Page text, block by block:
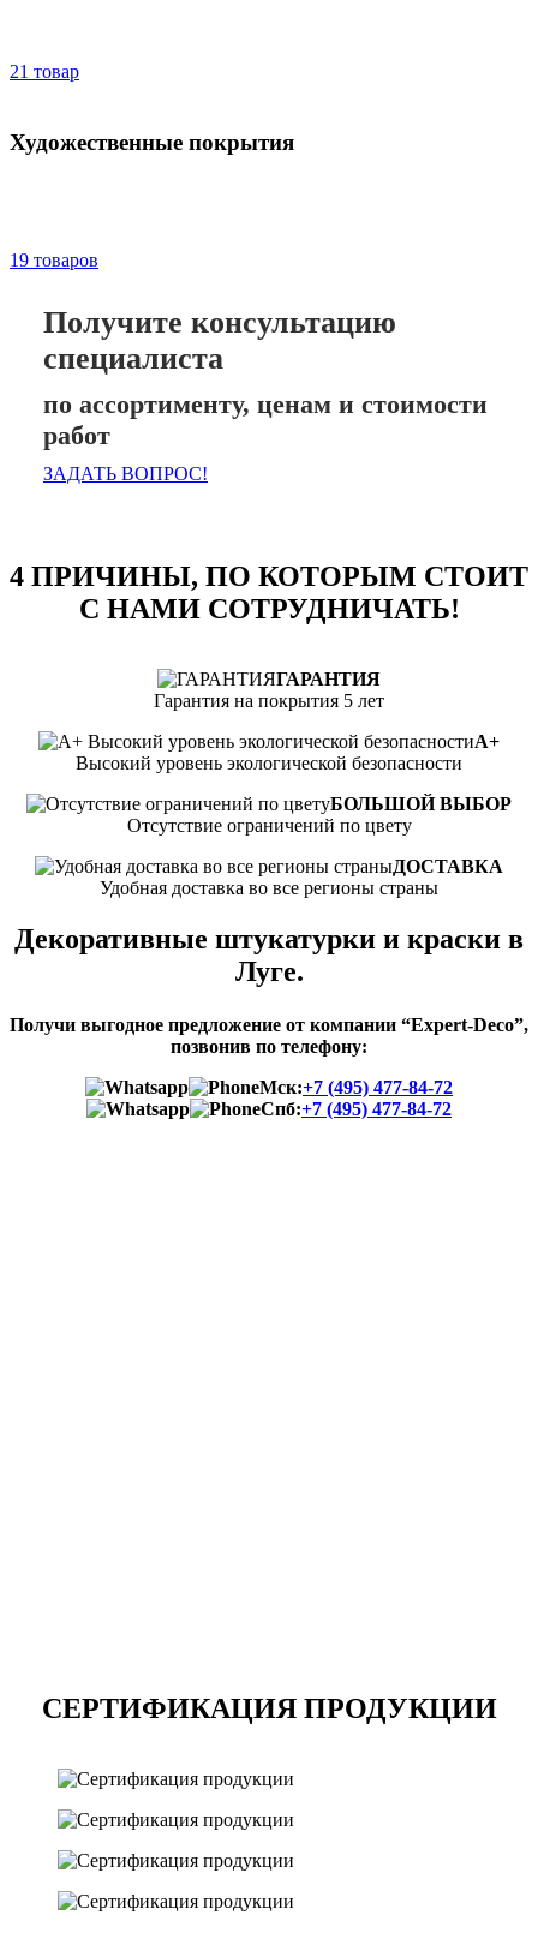
21 товар
Художественные покрытия
19 товаров
Получите консультацию
специалиста
по ассортименту, ценам и стоимости
работ
ЗАДАТЬ ВОПРОС!
4 ПРИЧИНЫ, ПО КОТОРЫМ СТОИТ
С НАМИ СОТРУДНИЧАТЬ!
ГАРАНТИЯ
Гарантия на покрытия 5 лет
А+
Высокий уровень экологической безопасности
БОЛЬШОЙ ВЫБОР
Отсутствие ограничений по цвету
ДОСТАВКА
Удобная доставка во все регионы страны
Декоративные штукатурки и краски в
Луге.
Получи выгодное предложение от компании “Expert-Deco”,
позвонив по телефону:
Мск:+7 (495) 477-84-72
Спб:+7 (495) 477-84-72
СЕРТИФИКАЦИЯ ПРОДУКЦИИ